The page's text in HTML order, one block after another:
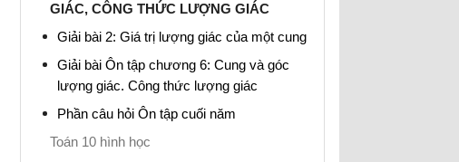
GIÁC, CÔNG THỨC LƯỢNG GIÁC
Giải bài 2: Giá trị lượng giác của một cung
Giải bài Ôn tập chương 6: Cung và góc
lượng giác. Công thức lượng giác
Phần câu hỏi Ôn tập cuối năm
Toán 10 hình học